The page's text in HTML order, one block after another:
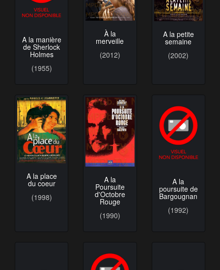
A la manière
de Sherlock
Holmes
(1955)
À la
merveille
(2012)
A la petite
semaine
(2002)
A la place
du coeur
(1998)
A la
Poursuite
d'Octobre
Rouge
(1990)
A la
poursuite de
Bargougnan
(1992)